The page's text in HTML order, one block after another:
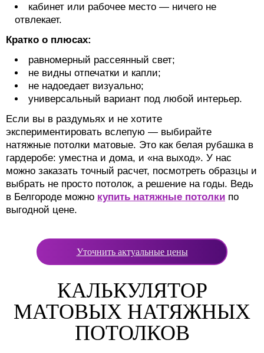
кабинет или рабочее место — ничего не
отвлекает.
Кратко о плюсах:
равномерный рассеянный свет;
не видны отпечатки и капли;
не надоедает визуально;
универсальный вариант под любой интерьер.
Если вы в раздумьях и не хотите
экспериментировать вслепую — выбирайте
натяжные потолки матовые. Это как белая рубашка в
гардеробе: уместна и дома, и «на выход». У нас
можно заказать точный расчет, посмотреть образцы и
выбрать не просто потолок, а решение на годы. Ведь
в Белгороде можно купить натяжные потолки по
выгодной цене.
Уточнить актуальные цены
КАЛЬКУЛЯТОР
МАТОВЫХ НАТЯЖНЫХ
ПОТОЛКОВ